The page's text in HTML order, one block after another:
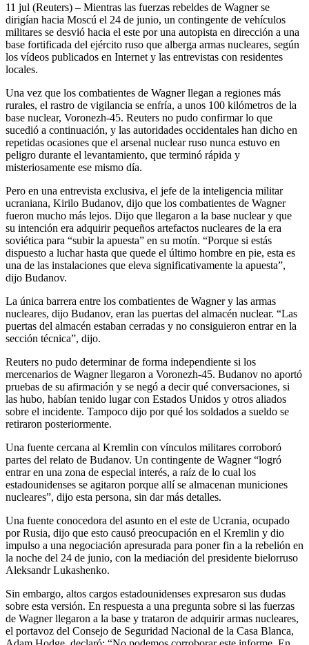
11 jul (Reuters) – Mientras las fuerzas rebeldes de Wagner se
dirigían hacia Moscú el 24 de junio, un contingente de vehículos
militares se desvió hacia el este por una autopista en dirección a una
base fortificada del ejército ruso que alberga armas nucleares, según
los vídeos publicados en Internet y las entrevistas con residentes
locales.
Una vez que los combatientes de Wagner llegan a regiones más
rurales, el rastro de vigilancia se enfría, a unos 100 kilómetros de la
base nuclear, Voronezh-45. Reuters no pudo confirmar lo que
sucedió a continuación, y las autoridades occidentales han dicho en
repetidas ocasiones que el arsenal nuclear ruso nunca estuvo en
peligro durante el levantamiento, que terminó rápida y
misteriosamente ese mismo día.
Pero en una entrevista exclusiva, el jefe de la inteligencia militar
ucraniana, Kirilo Budanov, dijo que los combatientes de Wagner
fueron mucho más lejos. Dijo que llegaron a la base nuclear y que
su intención era adquirir pequeños artefactos nucleares de la era
soviética para “subir la apuesta” en su motín. “Porque si estás
dispuesto a luchar hasta que quede el último hombre en pie, esta es
una de las instalaciones que eleva significativamente la apuesta”,
dijo Budanov.
La única barrera entre los combatientes de Wagner y las armas
nucleares, dijo Budanov, eran las puertas del almacén nuclear. “Las
puertas del almacén estaban cerradas y no consiguieron entrar en la
sección técnica”, dijo.
Reuters no pudo determinar de forma independiente si los
mercenarios de Wagner llegaron a Voronezh-45. Budanov no aportó
pruebas de su afirmación y se negó a decir qué conversaciones, si
las hubo, habían tenido lugar con Estados Unidos y otros aliados
sobre el incidente. Tampoco dijo por qué los soldados a sueldo se
retiraron posteriormente.
Una fuente cercana al Kremlin con vínculos militares corroboró
partes del relato de Budanov. Un contingente de Wagner “logró
entrar en una zona de especial interés, a raíz de lo cual los
estadounidenses se agitaron porque allí se almacenan municiones
nucleares”, dijo esta persona, sin dar más detalles.
Una fuente conocedora del asunto en el este de Ucrania, ocupado
por Rusia, dijo que esto causó preocupación en el Kremlin y dio
impulso a una negociación apresurada para poner fin a la rebelión en
la noche del 24 de junio, con la mediación del presidente bielorruso
Aleksandr Lukashenko.
Sin embargo, altos cargos estadounidenses expresaron sus dudas
sobre esta versión. En respuesta a una pregunta sobre si las fuerzas
de Wagner llegaron a la base y trataron de adquirir armas nucleares,
el portavoz del Consejo de Seguridad Nacional de la Casa Blanca,